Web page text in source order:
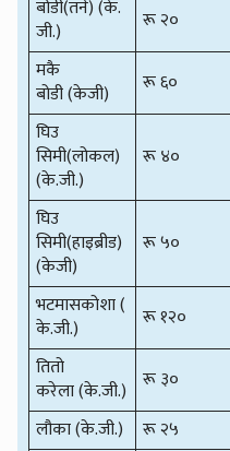
बोडी(तने) (के.
जी.)
रू २०
मकै
बोडी (केजी)
रू ६०
घिउ
सिमी(लोकल)
(के.जी.)
रू ४०
घिउ
सिमी(हाइब्रीड)
(केजी)
रू ५०
भटमासकोशा (
के.जी.)
रू १२०
तितो
करेला (के.जी.) रू ३०
लौका (के.जी.)
रू २५